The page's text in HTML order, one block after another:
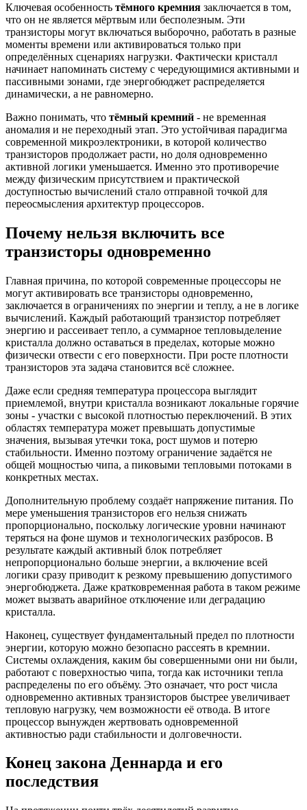
Ключевая особенность тёмного кремния заключается в том,
что он не является мёртвым или бесполезным. Эти
транзисторы могут включаться выборочно, работать в разные
моменты времени или активироваться только при
определённых сценариях нагрузки. Фактически кристалл
начинает напоминать систему с чередующимися активными и
пассивными зонами, где энергобюджет распределяется
динамически, а не равномерно.
Важно понимать, что тёмный кремний - не временная
аномалия и не переходный этап. Это устойчивая парадигма
современной микроэлектроники, в которой количество
транзисторов продолжает расти, но доля одновременно
активной логики уменьшается. Именно это противоречие
между физическим присутствием и практической
доступностью вычислений стало отправной точкой для
переосмысления архитектур процессоров.
Почему нельзя включить все
транзисторы одновременно
Главная причина, по которой современные процессоры не
могут активировать все транзисторы одновременно,
заключается в ограничениях по энергии и теплу, а не в логике
вычислений. Каждый работающий транзистор потребляет
энергию и рассеивает тепло, а суммарное тепловыделение
кристалла должно оставаться в пределах, которые можно
физически отвести с его поверхности. При росте плотности
транзисторов эта задача становится всё сложнее.
Даже если средняя температура процессора выглядит
приемлемой, внутри кристалла возникают локальные горячие
зоны - участки с высокой плотностью переключений. В этих
областях температура может превышать допустимые
значения, вызывая утечки тока, рост шумов и потерю
стабильности. Именно поэтому ограничение задаётся не
общей мощностью чипа, а пиковыми тепловыми потоками в
конкретных местах.
Дополнительную проблему создаёт напряжение питания. По
мере уменьшения транзисторов его нельзя снижать
пропорционально, поскольку логические уровни начинают
теряться на фоне шумов и технологических разбросов. В
результате каждый активный блок потребляет
непропорционально больше энергии, а включение всей
логики сразу приводит к резкому превышению допустимого
энергобюджета. Даже кратковременная работа в таком режиме
может вызвать аварийное отключение или деградацию
кристалла.
Наконец, существует фундаментальный предел по плотности
энергии, которую можно безопасно рассеять в кремнии.
Системы охлаждения, каким бы совершенными они ни были,
работают с поверхностью чипа, тогда как источники тепла
распределены по его объёму. Это означает, что рост числа
одновременно активных транзисторов быстрее увеличивает
тепловую нагрузку, чем возможности её отвода. В итоге
процессор вынужден жертвовать одновременной
активностью ради стабильности и долговечности.
Конец закона Деннарда и его
последствия